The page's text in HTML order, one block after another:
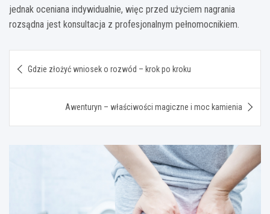
jednak oceniana indywidualnie, więc przed użyciem nagrania
rozsądna jest konsultacja z profesjonalnym pełnomocnikiem.
wpisu
Gdzie złożyć wniosek o rozwód – krok po kroku
Awenturyn – właściwości magiczne i moc kamienia